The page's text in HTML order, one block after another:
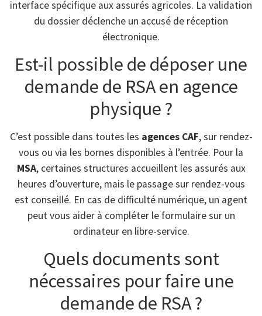
interface spécifique aux assurés agricoles. La validation
du dossier déclenche un accusé de réception
électronique.
Est-il possible de déposer une
demande de RSA en agence
physique ?
C’est possible dans toutes les agences CAF, sur rendez-
vous ou via les bornes disponibles à l’entrée. Pour la
MSA, certaines structures accueillent les assurés aux
heures d’ouverture, mais le passage sur rendez-vous
est conseillé. En cas de difficulté numérique, un agent
peut vous aider à compléter le formulaire sur un
ordinateur en libre-service.
Quels documents sont
nécessaires pour faire une
demande de RSA ?